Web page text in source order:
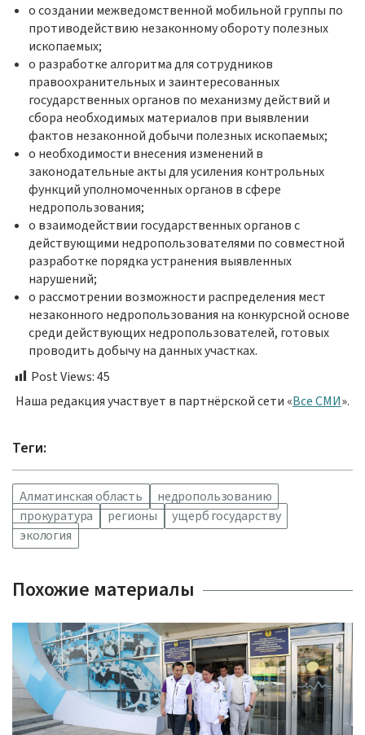
о создании межведомственной мобильной группы по
противодействию незаконному обороту полезных
ископаемых;
о разработке алгоритма для сотрудников
правоохранительных и заинтересованных
государственных органов по механизму действий и
сбора необходимых материалов при выявлении
фактов незаконной добычи полезных ископаемых;
о необходимости внесения изменений в
законодательные акты для усиления контрольных
функций уполномоченных органов в сфере
недропользования;
о взаимодействии государственных органов с
действующими недропользователями по совместной
разработке порядка устранения выявленных
нарушений;
о рассмотрении возможности распределения мест
незаконного недропользования на конкурсной основе
среди действующих недропользователей, готовых
проводить добычу на данных участках.
Post Views:45
Наша редакция участвует в партнёрской сети «Все СМИ».
Теги:
Алматинская область
недропользованию
прокуратура
регионы
ущерб государству
экология
Похожие материалы